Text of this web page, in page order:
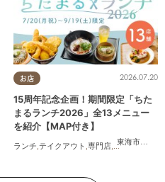
お店
東海市
,大府
2026.07.20
15周年記念企画！期間限定「ちた
まるランチ2026」全13メニュー
を紹介【MAP付き】
ランチ テイクアウト 専門店 ちたまるスタ